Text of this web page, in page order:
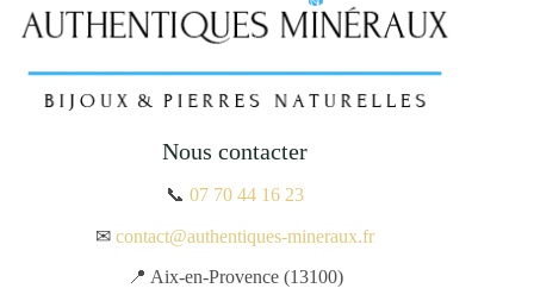
Nous contacter
📞07 70 44 16 23
✉contact@authentiques-mineraux.fr
📍 Aix-en-Provence (13100)